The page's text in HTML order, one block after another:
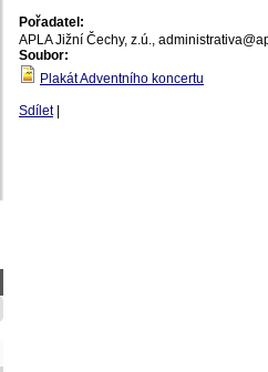
Pořadatel:
APLA Jižní Čechy, z.ú.,
Soubor:
Plakát Adventního koncertu
Sdílet